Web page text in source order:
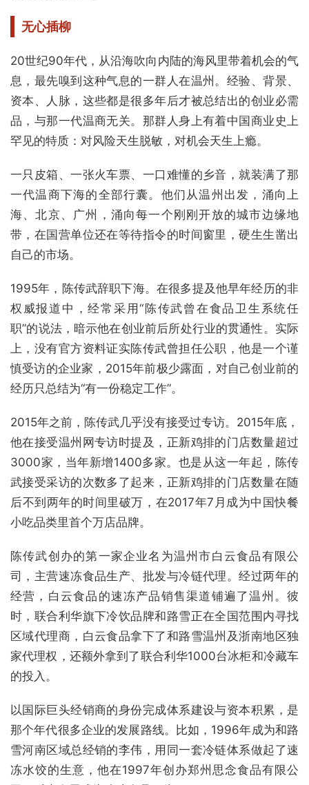
无心插柳
20世纪90年代，从沿海吹向内陆的海风里带着机会的气
息，最先嗅到这种气息的一群人在温州。经验、背景、
资本、人脉，这些都是很多年后才被总结出的创业必需
品，与那一代温商无关。那群人身上有着中国商业史上
罕见的特质：对风险天生脱敏，对机会天生上瘾。
一只皮箱、一张火车票、一口难懂的乡音，就装满了那
一代温商下海的全部行囊。他们从温州出发，涌向上
海、北京、广州，涌向每一个刚刚开放的城市边缘地
带，在国营单位还在等待指令的时间窗里，硬生生凿出
自己的市场。
1995年，陈传武辞职下海。在很多提及他早年经历的非
权威报道中，经常采用“陈传武曾在食品卫生系统任
职”的说法，暗示他在创业前后所处行业的贯通性。实际
上，没有官方资料证实陈传武曾担任公职，他是一个谨
慎受访的企业家，2015年前极少露面，对自己创业前的
经历只总结为“有一份稳定工作”。
2015年之前，陈传武几乎没有接受过专访。2015年底，
他在接受温州网专访时提及，正新鸡排的门店数量超过
3000家，当年新增1400多家。也是从这一年起，陈传
武接受采访的次数多了起来，正新鸡排的门店数量在随
后不到两年的时间里破万，在2017年7月成为中国快餐
小吃品类里首个万店品牌。
陈传武创办的第一家企业名为温州市白云食品有限公
司，主营速冻食品生产、批发与冷链代理。经过两年的
经营，白云食品的速冻产品销售渠道铺遍了温州。彼
时，联合利华旗下冷饮品牌和路雪正在全国范围内寻找
区域代理商，白云食品拿下了和路雪温州及浙南地区独
家代理权，还额外拿到了联合利华1000台冰柜和冷藏车
的投入。
以国际巨头经销商的身份完成体系建设与资本积累，是
那个年代很多企业的发展路线。比如，1996年成为和路
雪河南区域总经销的李伟，用同一套冷链体系做起了速
冻水饺的生意，他在1997年创办郑州思念食品有限公